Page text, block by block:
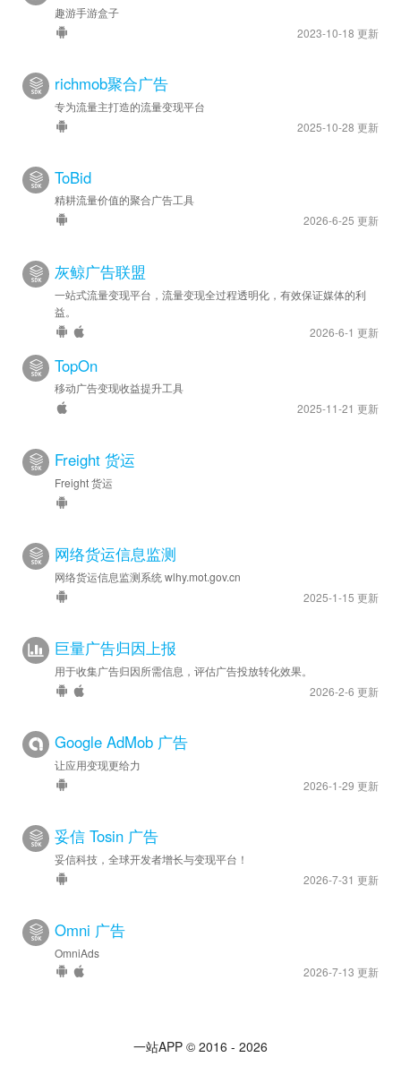
趣游手游盒子
2023-10-18 更新
richmob聚合广告
专为流量主打造的流量变现平台
2025-10-28 更新
ToBid
精耕流量价值的聚合广告工具
2026-6-25 更新
灰鲸广告联盟
一站式流量变现平台，流量变现全过程透明化，有效保证媒体的利
益。
2026-6-1 更新
TopOn
移动广告变现收益提升工具
2025-11-21 更新
Freight 货运
Freight 货运
网络货运信息监测
网络货运信息监测系统 wlhy.mot.gov.cn
2025-1-15 更新
巨量广告归因上报
用于收集广告归因所需信息，评估广告投放转化效果。
2026-2-6 更新
Google AdMob 广告
让应用变现更给力
2026-1-29 更新
妥信 Tosin 广告
妥信科技，全球开发者增长与变现平台！
2026-7-31 更新
Omni 广告
OmniAds
2026-7-13 更新
一站APP © 2016 - 2026